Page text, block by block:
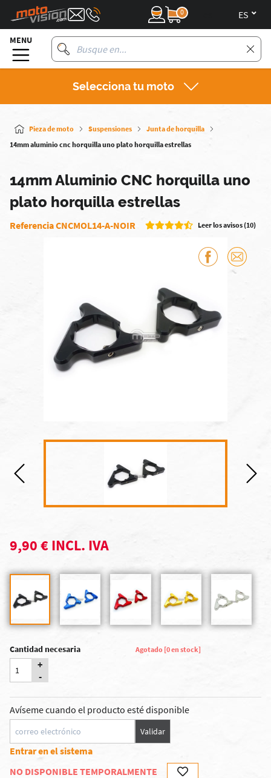
0
MENU
Selecciona tu moto
Pieza de moto Suspensiones
Junta de horquilla
14mm aluminio cnc horquilla uno plato horquilla estrellas
14mm Aluminio CNC horquilla uno
plato horquilla estrellas
Referencia CNCMOL14-A-NOIR Leer los avisos (10)
9,90 € INCL. IVA
Cantidad necesaria
+
-
Agotado [0 en stock]
Avíseme cuando el producto esté disponible
Validar
Entrar en el sistema
NO DISPONIBLE TEMPORALMENTE